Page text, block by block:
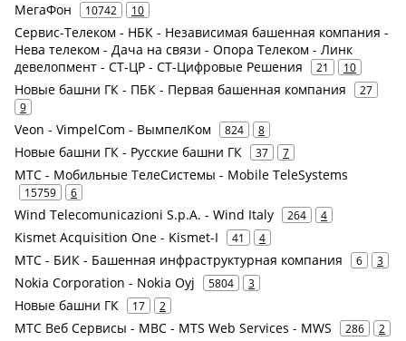
МегаФон 10742 10
Сервис-Телеком - НБК - Независимая башенная компания -
Нева телеком - Дача на связи - Опора Телеком - Линк
девелопмент - СТ-ЦР - СТ-Цифровые Решения
21 10
Новые башни ГК - ПБК - Первая башенная компания
27
9
Veon - VimpelCom - ВымпелКом 824 8
Новые башни ГК - Русские башни ГК 37 7
МТС - Мобильные ТелеСистемы - Mobile TeleSystems
15759 6
Wind Telecomunicazioni S.p.A. - Wind Italy 264 4
Kismet Acquisition One - Kismet-I 41 4
МТС - БИК - Башенная инфраструктурная компания 6 3
Nokia Corporation - Nokia Oyj 5804 3
Новые башни ГК 17 2
МТС Веб Сервисы - МВС - MTS Web Services - MWS 286 2